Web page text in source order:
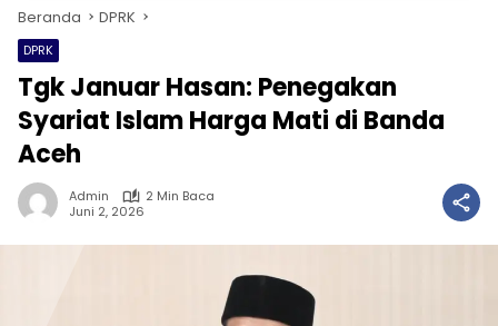
Beranda DPRK
DPRK
Tgk Januar Hasan: Penegakan
Syariat Islam Harga Mati di Banda
Aceh
Admin
2 Min Baca
Juni 2, 2026